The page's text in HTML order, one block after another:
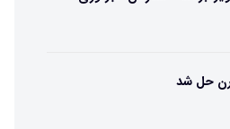
حل شد